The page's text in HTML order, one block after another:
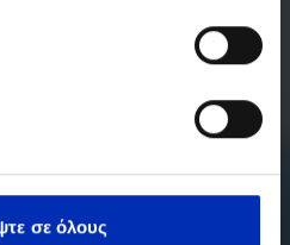
σε όλους